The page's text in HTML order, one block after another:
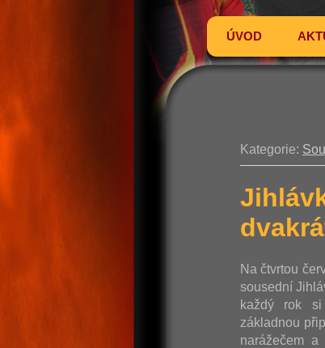
ÚVOD
Kategorie:
Na čtvrtou
sousední
každý rok
základnou
narážečem